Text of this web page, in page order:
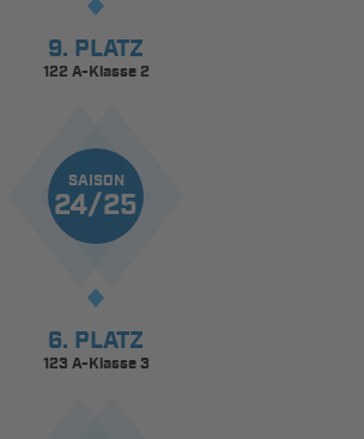
9. PLATZ
122 A-Klasse 2
SAISON
24/25
6. PLATZ
123 A-Klasse 3